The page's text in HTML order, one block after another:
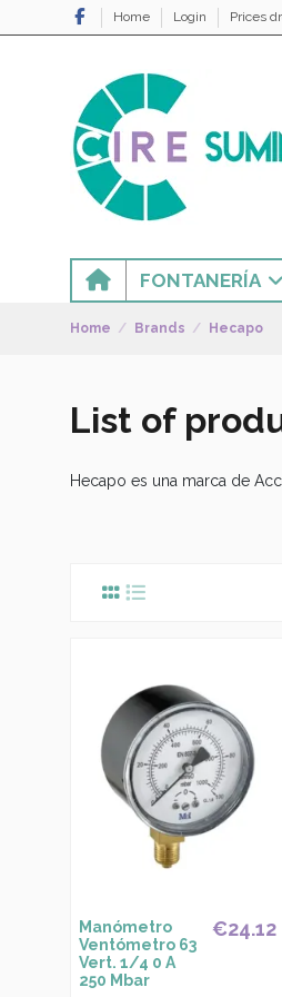
Home Login Prices
FONTANERÍA
Home Brands Hecapo
List of
Hecapo es una marca de
Manómetro
Ventómetro 63
Vert. 1/4 0 A
250 Mbar
€24.12